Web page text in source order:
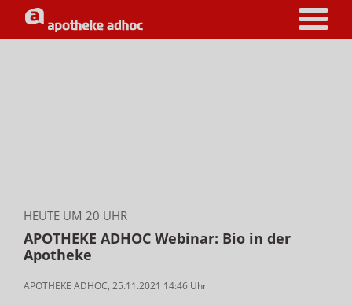
HEUTE UM 20 UHR
APOTHEKE ADHOC Webinar: Bio in der
Apotheke
APOTHEKE ADHOC, 25.11.2021 14:46 Uhr